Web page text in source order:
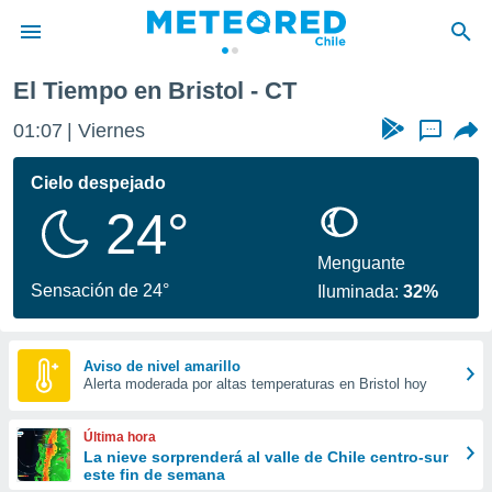
de
por
se
calidad.
a este
las
y
forma
digital
basada
El Tiempo en Bristol - CT
01:07 Viernes ...
Cielo despejado
24°
Sensación de 24°
Menguante
Iluminada:32%
Aviso de nivel amarillo
Alerta moderada por altas temperaturas en Bristol hoy
Última hora
La nieve sorprenderá al valle de Chile centro-sur
este fin de semana